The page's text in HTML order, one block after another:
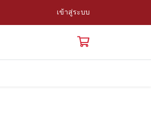
เข้าสู่ระบบ